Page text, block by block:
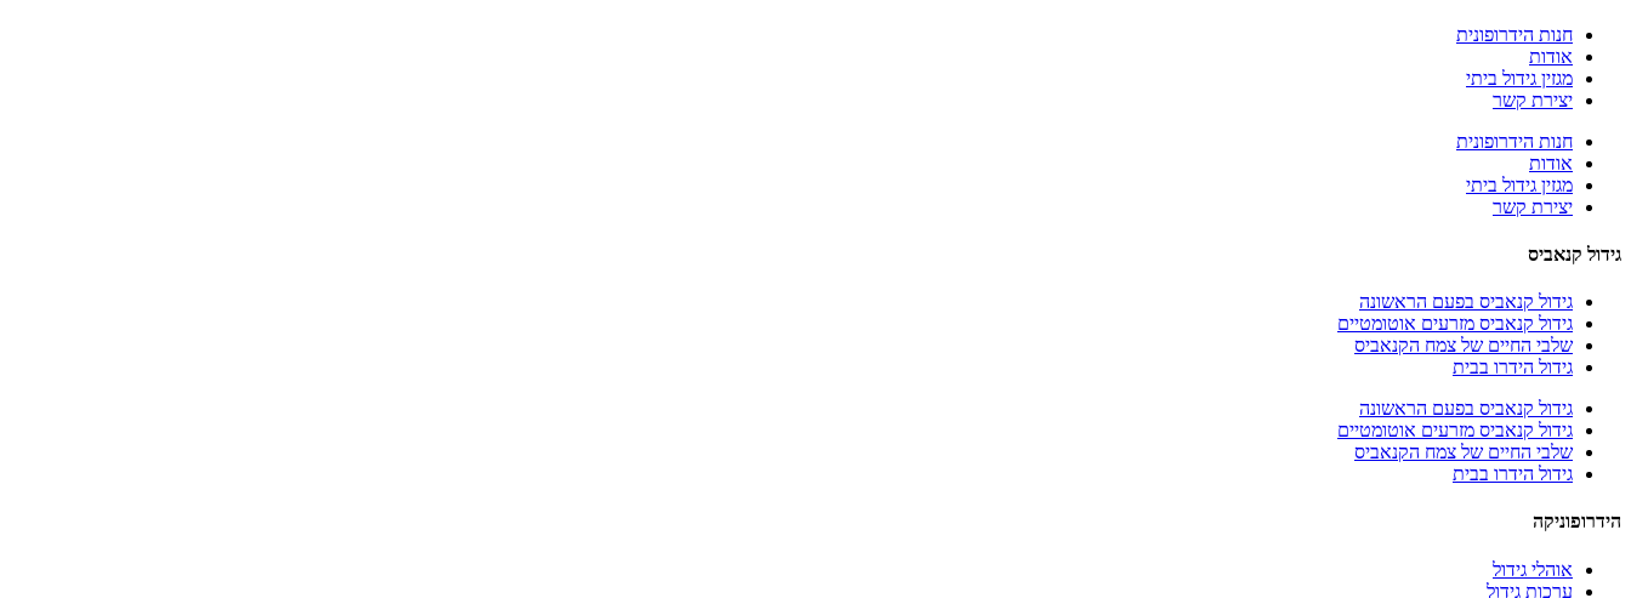
חנות הידרופונית
אודות
מגזין גידול ביתי
יצירת קשר
חנות הידרופונית
אודות
מגזין גידול ביתי
יצירת קשר
גידול קנאביס
גידול קנאביס בפעם הראשונה
גידול קנאביס מזרעים אוטומטיים
שלבי החיים של צמח הקנאביס
גידול הידרו בבית
גידול קנאביס בפעם הראשונה
גידול קנאביס מזרעים אוטומטיים
שלבי החיים של צמח הקנאביס
גידול הידרו בבית
הידרופוניקה
אוהלי גידול
ערכות גידול